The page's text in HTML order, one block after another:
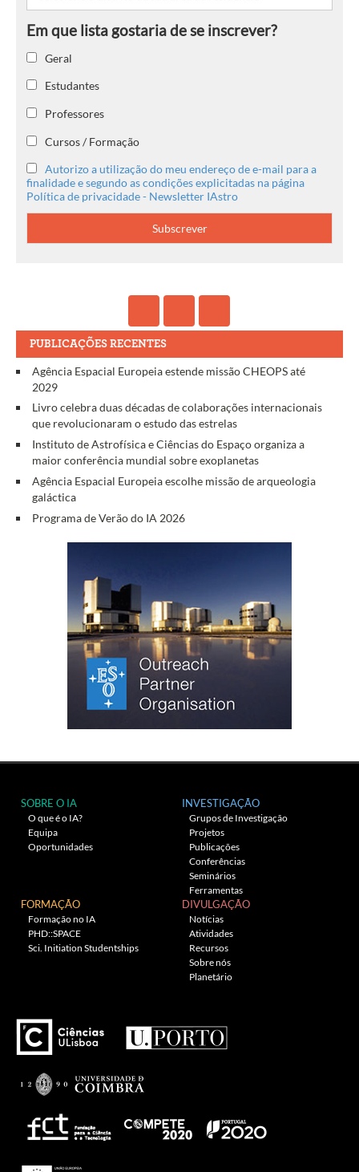
Geral
Estudantes
Professores
Cursos / Formação
Autorizo a utilização do meu endereço de e-mail para a
finalidade e segundo as condições explicitadas na página
Política de privacidade - Newsletter IAstro
PUBLICAÇÕES RECENTES
Agência Espacial Europeia estende missão CHEOPS até
2029
Livro celebra duas décadas de colaborações internacionais
que revolucionaram o estudo das estrelas
Instituto de Astrofísica e Ciências do Espaço organiza a
maior conferência mundial sobre exoplanetas
Agência Espacial Europeia escolhe missão de arqueologia
galáctica
Programa de Verão do IA 2026
SOBRE O IA
O que é o IA?
Equipa
Oportunidades
INVESTIGAÇÃO
Grupos de Investigação
Projetos
Publicações
Conferências
Seminários
Ferramentas
FORMAÇÃO
Formação no IA
PHD::SPACE
Sci. Initiation Studentships
DIVULGAÇÃO
Notícias
Atividades
Recursos
Sobre nós
Planetário